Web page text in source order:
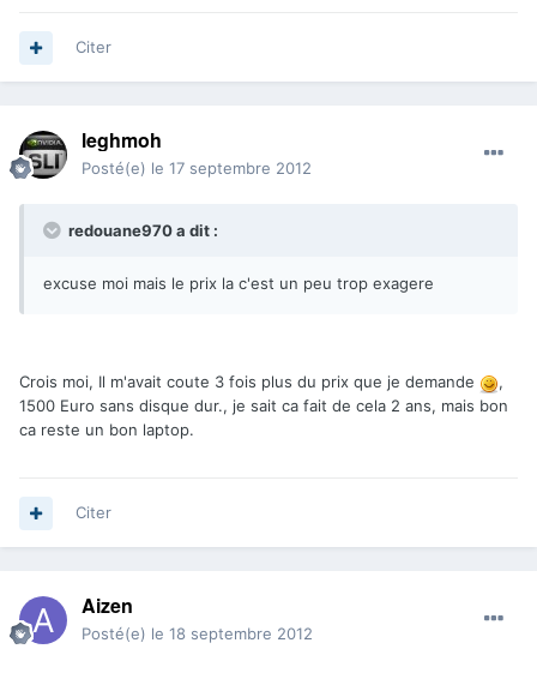
Citer
leghmoh
Posté(e) le 17 septembre 2012
redouane970 a dit :
excuse moi mais le prix la c'est un peu trop exagere
Crois moi, Il m'avait coute 3 fois plus du prix que je demande
,
1500 Euro sans disque dur., je sait ca fait de cela 2 ans, mais bon
ca reste un bon laptop.
Citer
Aizen
Posté(e) le 18 septembre 2012